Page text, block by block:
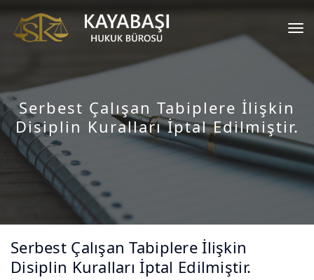
Serbest Çalışan Tabiplere İlişkin
Disiplin Kuralları İptal Edilmiştir.
Serbest Çalışan Tabiplere İlişkin
Disiplin Kuralları İptal Edilmiştir.